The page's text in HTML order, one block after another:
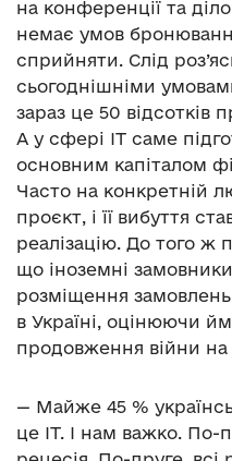
на конференції та
немає умов
сприйняти. Слід
сьогоднішніми
зараз це 50 відсотків
А у сфері IT саме
основним капіталом
Часто на конкретній
проєкт, і її вибуття
реалізацію. До того ж
що іноземні
розміщення
в Україні, оцінюючи
продовження війни
— Майже 45 %
це ІТ. І нам важко. По-